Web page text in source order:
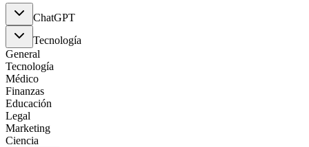
ChatGPT
Tecnología
General
Tecnología
Médico
Finanzas
Educación
Legal
Marketing
Ciencia